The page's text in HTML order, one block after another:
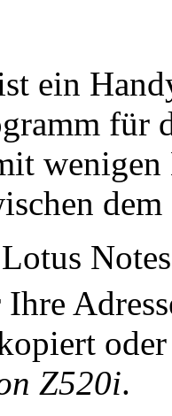
ein
für
Z520i.